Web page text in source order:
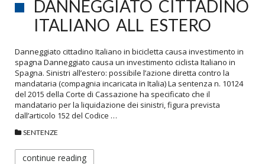
DANNEGGIATO CITTADINO
ITALIANO ALL ESTERO
Danneggiato cittadino Italiano in bicicletta causa investimento in
spagna Danneggiato causa un investimento ciclista Italiano in
Spagna. Sinistri all’estero: possibile l’azione diretta contro la
mandataria (compagnia incaricata in Italia) La sentenza n. 10124
del 2015 della Corte di Cassazione ha specificato che il
mandatario per la liquidazione dei sinistri, figura prevista
dall’articolo 152 del Codice …
SENTENZE
continue reading